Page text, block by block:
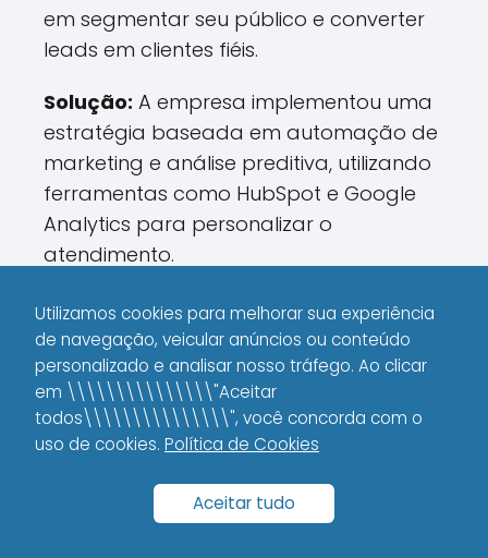
em segmentar seu público e converter
leads em clientes fiéis.
Solução: A empresa implementou uma
estratégia baseada em automação de
marketing e análise preditiva, utilizando
ferramentas como HubSpot e Google
Analytics para personalizar o
atendimento.
Resultados:Com essa abordagem, a
taxa de conversão aumentou 40% e o
ticket médio subiu 15% em apenas seis
meses.
Lições Aprendidas:A experiência
mostrou que investir em automação e
segmentação pode redefinir os
Utilizamos cookies para melhorar sua experiência
de navegação, veicular anúncios ou conteúdo
personalizado e analisar nosso tráfego. Ao clicar
em \\\\\\\\\\\\\\\"Aceitar
todos\\\\\\\\\\\\\\\", você concorda com o
uso de cookies. Política de Cookies
Aceitar tudo